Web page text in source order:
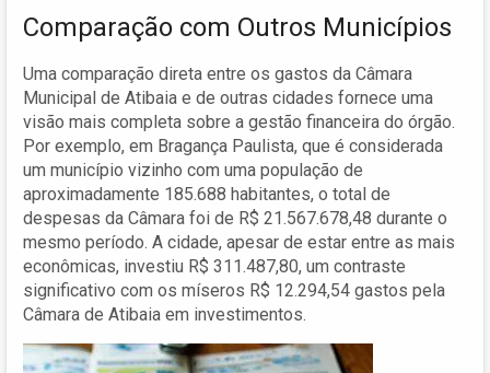
Comparação com Outros Municípios
Uma comparação direta entre os gastos da Câmara
Municipal de Atibaia e de outras cidades fornece uma
visão mais completa sobre a gestão financeira do órgão.
Por exemplo, em Bragança Paulista, que é considerada
um município vizinho com uma população de
aproximadamente 185.688 habitantes, o total de
despesas da Câmara foi de R$ 21.567.678,48 durante o
mesmo período. A cidade, apesar de estar entre as mais
econômicas, investiu R$ 311.487,80, um contraste
significativo com os míseros R$ 12.294,54 gastos pela
Câmara de Atibaia em investimentos.